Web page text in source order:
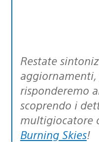
Restate sintonizzati in attesa di altri
risponderemo
scoprendo i
multigiocatore
Burning Skies!